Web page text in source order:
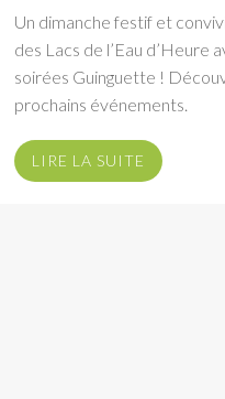
Un dimanche festif et
des Lacs de l’Eau d’Heure
soirées Guinguette !
prochains événements.
LIRE LA SUITE